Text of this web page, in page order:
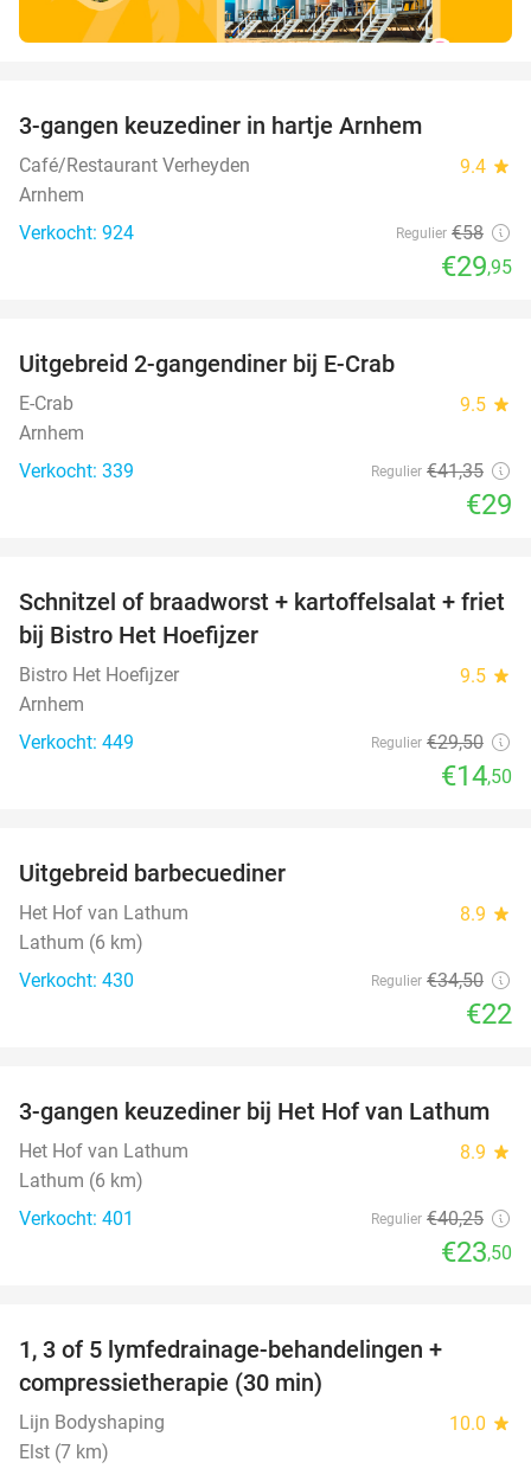
3-gangen keuzediner in hartje Arnhem
Café/Restaurant Verheyden 9.4 star
Arnhem
Verkocht: 924
Regulier €58
€29,95
Uitgebreid 2-gangendiner bij E-Crab
E-Crab 9.5 star
Arnhem
Verkocht: 339
Regulier €41,35
€29
51%
Schnitzel of braadworst + kartoffelsalat + friet
bij Bistro Het Hoefijzer
Bistro Het Hoefijzer 9.5 star
Arnhem
Verkocht: 449
Regulier €29,50
€14,50
Uitgebreid barbecuediner
Het Hof van Lathum 8.9 star
Lathum (6 km)
Verkocht: 430
Regulier €34,50
€22
42%
3-gangen keuzediner bij Het Hof van Lathum
Het Hof van Lathum 8.9 star
Lathum (6 km)
Verkocht: 401
Regulier €40,25
€23,50
1, 3 of 5 lymfedrainage-behandelingen +
compressietherapie (30 min)
Lijn Bodyshaping 10.0 star
Elst (7 km)